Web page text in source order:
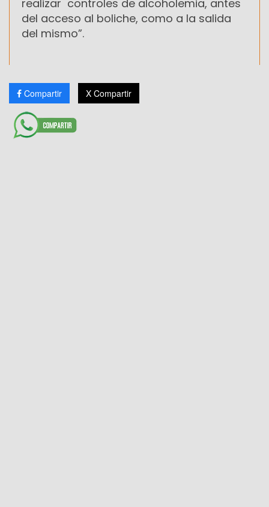
realizar controles de alcoholemia, antes
del acceso al boliche, como a la salida
del mismo”.
Compartir X Compartir